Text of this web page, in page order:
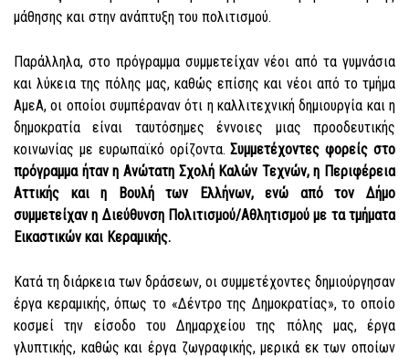
μάθησης και στην ανάπτυξη του πολιτισμού.
Παράλληλα, στο πρόγραμμα συμμετείχαν νέοι από τα γυμνάσια
και λύκεια της πόλης μας, καθώς επίσης και νέοι από το τμήμα
ΑμεΑ, οι οποίοι συμπέραναν ότι η καλλιτεχνική δημιουργία και η
δημοκρατία είναι ταυτόσημες έννοιες μιας προοδευτικής
κοινωνίας με ευρωπαϊκό ορίζοντα.Συμμετέχοντες φορείς στο
πρόγραμμα ήταν η Ανώτατη Σχολή Καλών Τεχνών, η Περιφέρεια
Αττικής και η Βουλή των Ελλήνων,ενώ απότον Δήμο
συμμετείχαν η Διεύθυνση Πολιτισμού/Αθλητισμού με τα τμήματα
Εικαστικών και Κεραμικής.
Κατά τη διάρκεια των δράσεων, οι συμμετέχοντες δημιούργησαν
έργα κεραμικής, όπως το «Δέντρο της Δημοκρατίας»,το οποίο
κοσμεί την είσοδο του Δημαρχείου της πόλης μας, έργα
γλυπτικής, καθώς και έργα ζωγραφικής, μερικά εκ των οποίων